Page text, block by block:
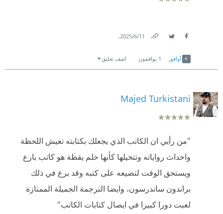
11‏/6‏/2025
.
أوافق 1 يوافقون اضف تعليق
Majed Turkistani
"من رأيي ان الكاتب الذي يجعلك بكتابته تعيش اللحظة
واحداث رواياته وتتخيلها كأنها حلم يقظة هو كاتب بارع
ويستحق الوقت لتضيعه على كتبه وقد برع في ذلك
براندون ساندرسون، وايضا الترجمة الجميلة الممتازة
لعبت دورا كبيرا في ايصال كتابات الكاتب"